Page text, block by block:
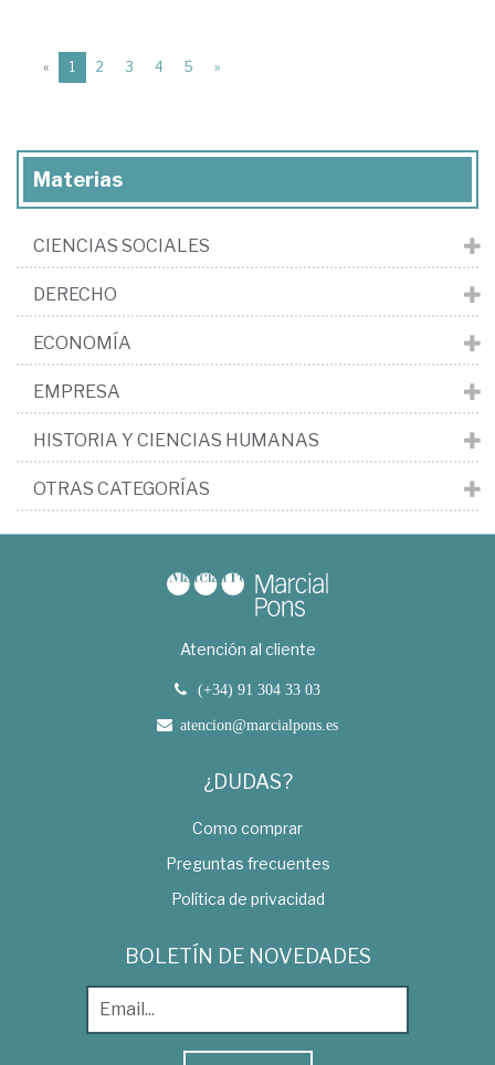
« 1 (current)
2 3 4 5 »
Materias
CIENCIAS SOCIALES
DERECHO
ECONOMÍA
EMPRESA
HISTORIA Y CIENCIAS HUMANAS
OTRAS CATEGORÍAS
Atención al cliente
(+34) 91 304 33 03
atencion@marcialpons.es
¿DUDAS?
Como comprar
Preguntas frecuentes
Política de privacidad
BOLETÍN DE NOVEDADES